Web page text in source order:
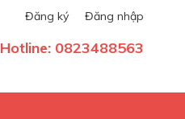
Đăng ký Đăng nhập
Hotline: 0823488563